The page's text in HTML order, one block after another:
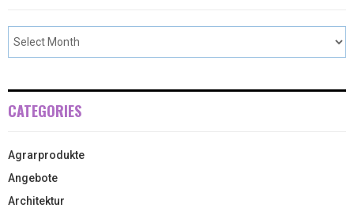
CATEGORIES
Agrarprodukte
Angebote
Architektur